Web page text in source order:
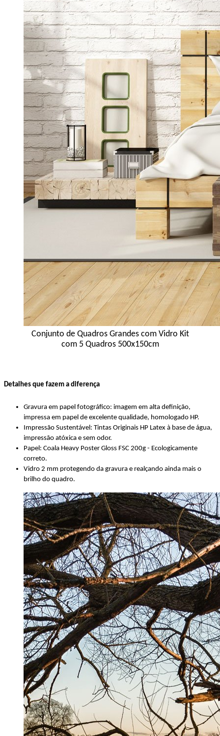
Conjunto de Quadros Grandes com Vidro Kit
com 5 Quadros 500x150cm
Detalhes que fazem a diferença
Gravura em papel fotográfico: imagem em alta definição,
impressa em papel de excelente qualidade, homologado HP.
Impressão Sustentável: Tintas Originais HP Latex à base de água,
impressão atóxica e sem odor.
Papel: Coala Heavy Poster Gloss FSC 200g - Ecologicamente
correto.
Vidro 2 mm protegendo da gravura e realçando ainda mais o
brilho do quadro.